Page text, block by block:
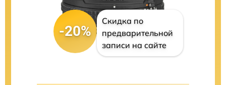
-20%
Скидка по
предварительной
записи на сайте